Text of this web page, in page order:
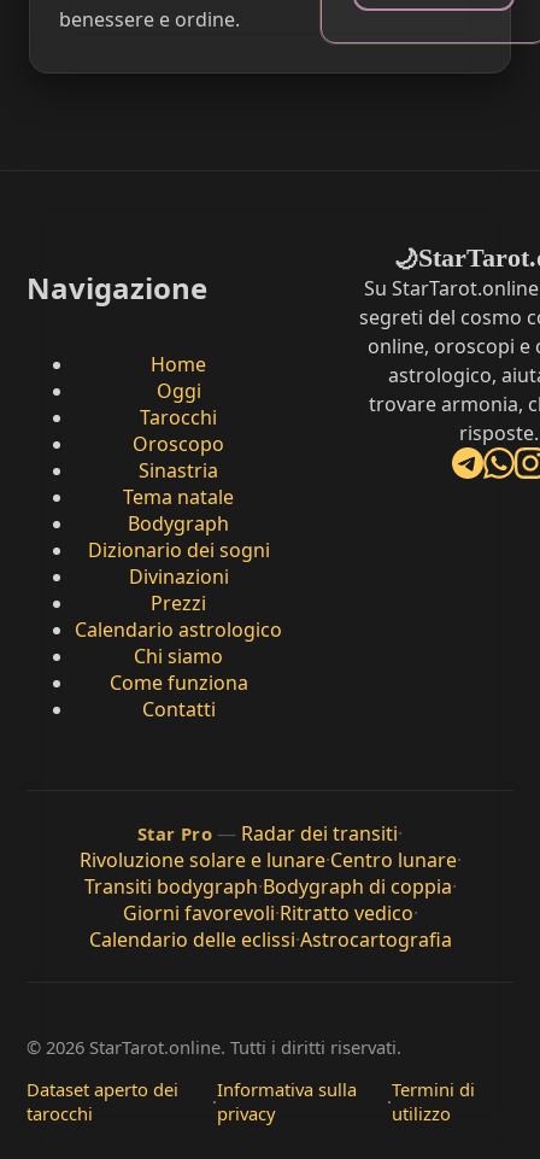
benessere e ordine.
Navigazione
Home
Oggi
Tarocchi
Oroscopo
Sinastria
Tema natale
Bodygraph
Dizionario dei sogni
Divinazioni
Prezzi
Calendario astrologico
Chi siamo
Come funziona
Contatti
🌙
Su
segreti del cosmo
online, oroscopi e
astrologico,
trovare armonia,
risposte.
Star Pro — Radar dei transiti·
Rivoluzione solare e lunare·Centro lunare·
Transiti bodygraph·Bodygraph di coppia·
Giorni favorevoli·Ritratto vedico·
Calendario delle eclissi·Astrocartografia
© 2026 StarTarot.online. Tutti i diritti riservati.
Dataset aperto dei
tarocchi
·Informativa sulla
privacy
·Termini di
utilizzo